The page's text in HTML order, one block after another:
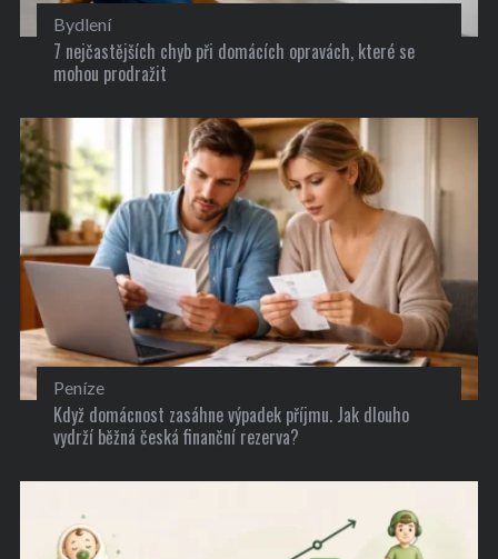
Bydlení
7 nejčastějších chyb při domácích opravách, které se
mohou prodražit
Peníze
Když domácnost zasáhne výpadek příjmu. Jak dlouho
vydrží běžná česká finanční rezerva?